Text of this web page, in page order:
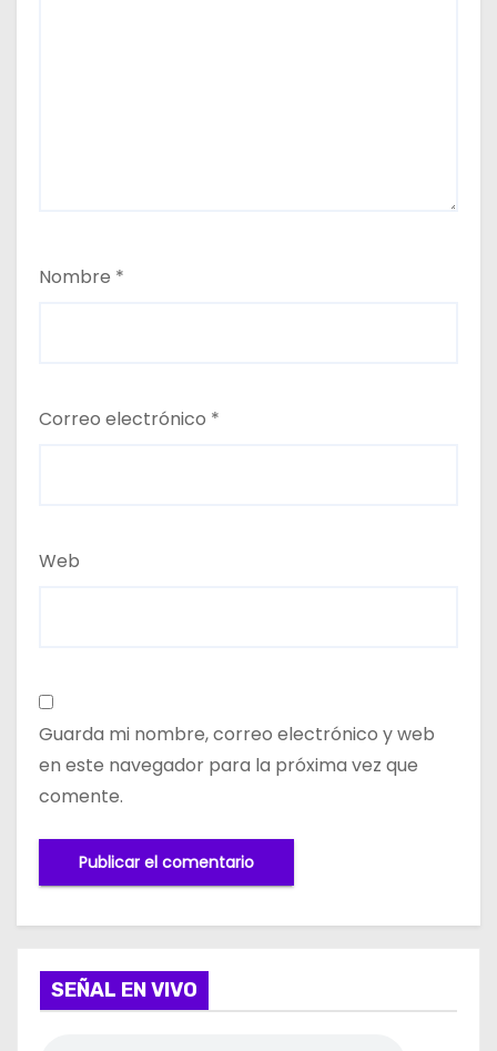
Nombre *
Correo electrónico *
Web
Guarda mi nombre, correo electrónico y web
en este navegador para la próxima vez que
comente.
SEÑAL EN VIVO